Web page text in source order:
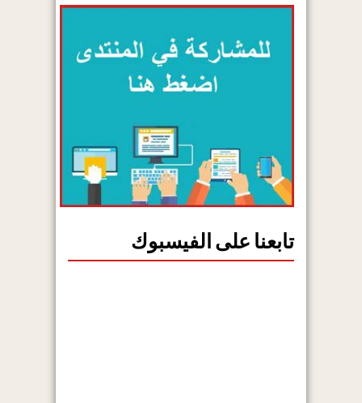
تابعنا على الفيسبوك